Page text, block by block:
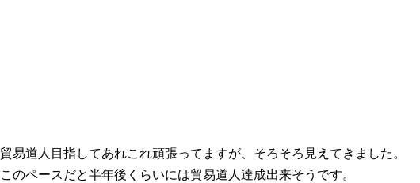
貿易道人目指してあれこれ頑張ってますが、そろそろ見えてきました。
このペースだと半年後くらいには貿易道人達成出来そうです。